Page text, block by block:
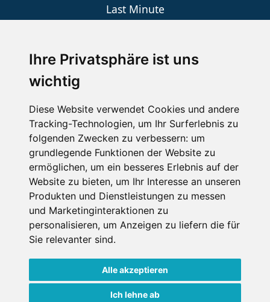
Ihre Privatsphäre ist uns
wichtig
Diese Website verwendet Cookies und andere
Tracking-Technologien, um Ihr Surferlebnis zu
folgenden Zwecken zu verbessern: um
grundlegende Funktionen der Website zu
ermöglichen, um ein besseres Erlebnis auf der
Website zu bieten, um Ihr Interesse an unseren
Produkten und Dienstleistungen zu messen
und Marketinginteraktionen zu
personalisieren, um Anzeigen zu liefern die für
Sie relevanter sind.
Alle akzeptieren
Ich lehne ab
Last Minute
Wellness
SCHNEEHÖHEN SKI APP
Die Schneehoehen Ski APP für iOS und Android - Ein
Muss für alle Wintersportler und Schneefreaks!
Impressum
Datenschutz
Nutzungsbedingungen
Kontakt